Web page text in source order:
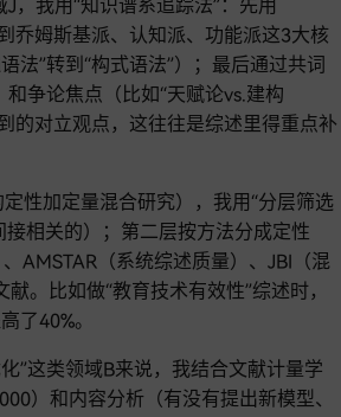
，我用“知识谱系追踪法”：先用
乔姆斯基派、认知派、功能派这3大核
法”转到“构式语法”）；最后通过共词
争论焦点（比如“天赋论vs.建构
的对立观点，这往往是综述里得重点补
性加定量混合研究），我用“分层筛选
相关的）；第二层按方法分成定性
AMSTAR（系统综述质量）、JBI（混
。比如做“教育技术有效性”综述时，
了40%。
”这类领域B来说，我结合文献计量学
）和内容分析（有没有提出新模型、